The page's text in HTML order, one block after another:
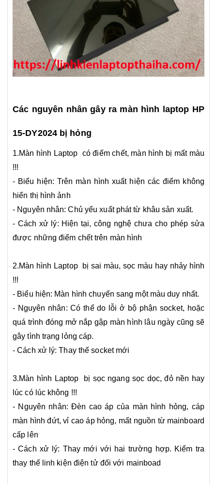
Các nguyên nhân gây ra màn hình laptop HP
15-DY2024 bị hỏng
1.Màn hình Laptop có điểm chết, màn hình bị mất màu
!!!
- Biểu hiện: Trên màn hình xuất hiện các điểm không
hiển thị hình ảnh
- Nguyên nhân: Chủ yếu xuất phát từ khâu sản xuất.
- ​Cách xử lý: Hiện tại, công nghệ chưa cho phép sửa
được những điểm chết trên màn hình
2.Màn hình Laptop bị sai màu, sọc màu hay nhảy hình
!!!
- Biểu hiện: Màn hình chuyển sang một màu duy nhất.
- Nguyên nhân: Có thể do lỗi ở bộ phận socket, hoặc
quá trình đóng mở nắp gập màn hình lâu ngày cũng sẽ
gây tình trạng lỏng cáp.
​- Cách xử lý: Thay thế socket mới
3.Màn hình Laptop bị sọc ngang sọc dọc, đỏ nền hay
lúc có lúc không !!!
- Nguyên nhân: Đèn cao áp của màn hình hỏng, cáp
màn hình đứt, vỉ cao áp hỏng, mất nguồn từ mainboard
cấp lên
- ​Cách xử lý: Thay mới với hai trường hợp. Kiểm tra
thay thế linh kiện điện tử đối với mainboad